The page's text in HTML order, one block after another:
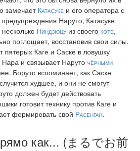
замечает Катасуке и его оператора с
Наруто, Катасуке
Ниндзюцуиз своего коте,
поглощает, восстановив свои силы.
пятерых Каге и Саске в ловушку
Нара и связывает Наруто чёрными
Боруто вспоминает, как Саске
худшее, и они не смогут
должен будет действовать
готовит технику против Каге и
формировать свой Расенган.
как... (まるでお前